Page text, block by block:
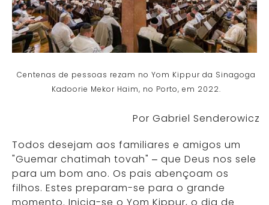
Centenas de pessoas rezam no Yom Kippur da Sinagoga
Kadoorie Mekor Haim, no Porto, em 2022.
Por Gabriel Senderowicz
Todos desejam aos familiares e amigos um
"Guemar chatimah tovah" – que Deus nos sele
para um bom ano. Os pais abençoam os
filhos. Estes preparam-se para o grande